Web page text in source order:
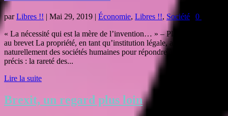
parLibres !! | Mai 29, 2019 | Économie, Libres !!, Société 0
« La nécessité qui est la mère de l’invention… » – Platon Favorables
au brevet La propriété, en tant qu’institution légale, a émergé
naturellement des sociétés humaines pour répondre à un besoin
précis : la rareté des...
Lire la suite
Brexit, un regard plus loin